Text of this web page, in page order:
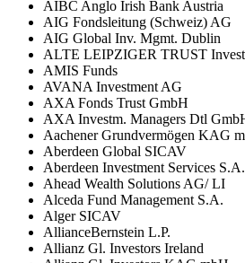
AIBC Anglo Irish Bank Austria
AIG Fondsleitung (Schweiz) AG
AIG Global Inv. Mgmt. Dublin
ALTE LEIPZIGER TRUST
AMIS Funds
AVANA Investment AG
AXA Fonds Trust GmbH
AXA Investm. Managers Dtl
Aachener Grundvermögen KAG
Aberdeen Global SICAV
Aberdeen Investment Services S.A.
Ahead Wealth Solutions AG/ LI
Alceda Fund Management S.A.
Alger SICAV
AllianceBernstein L.P.
Allianz Gl. Investors Ireland